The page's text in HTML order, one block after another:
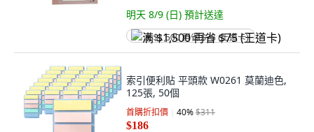
明天 8/9 (日) 預計送達
满 $1,500 再省 $75 (王道卡)
索引便利貼 平頭款 W0261 莫蘭迪色,
125張, 50個
首購折扣價 40%$311
$186